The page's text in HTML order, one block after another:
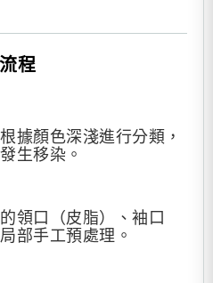
程
據顏色深淺進行分類，
生移染。
領口（皮脂）、袖口
部手工預處理。